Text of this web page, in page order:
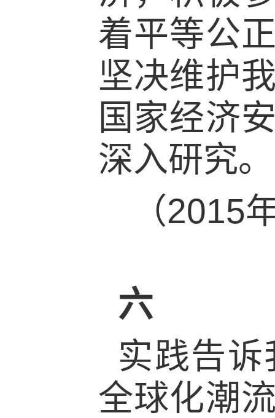
着平等公
坚决维护
国家经济
深入研究。
（2015
六
实践告
全球化潮